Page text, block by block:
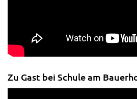
Zu Gast bei Schule am